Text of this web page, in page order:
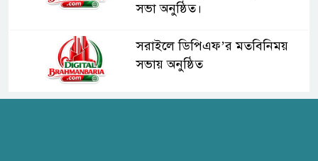
সভা অনুষ্ঠিত।
সরাইলে ডিপিএফ’র মতবিনিময়
সভায় অনুষ্ঠিত